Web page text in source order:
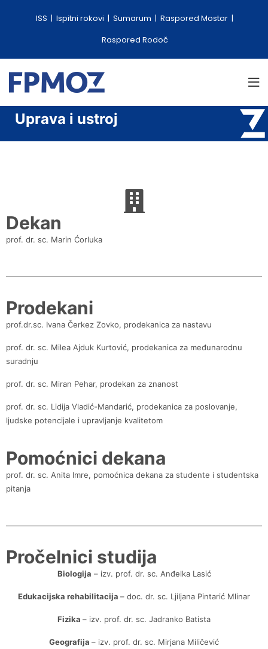
ISS Ispitni rokovi Sumarum
Raspored Mostar
Raspored Rodoč
Uprava i ustroj
Dekan
prof. dr. sc. Marin Ćorluka
Prodekani
prof.dr.sc. Ivana Čerkez Zovko, prodekanica za nastavu
prof. dr. sc. Milea Ajduk Kurtović, prodekanica za međunarodnu
suradnju
prof. dr. sc. Miran Pehar, prodekan za znanost
prof. dr. sc. Lidija Vladić-Mandarić, prodekanica za poslovanje,
ljudske potencijale i upravljanje kvalitetom
Pomoćnici dekana
prof. dr. sc. Anita Imre, pomoćnica dekana za studente i studentska
pitanja
Pročelnici studija
Biologija – izv. prof. dr. sc. Anđelka Lasić
Edukacijska rehabilitacija – doc. dr. sc. Ljiljana Pintarić Mlinar
Fizika – izv. prof. dr. sc. Jadranko Batista
Geografija – izv. prof. dr. sc. Mirjana Miličević